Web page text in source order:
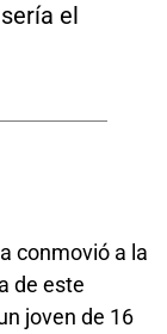
el
conmovió a la
de este
joven de 16